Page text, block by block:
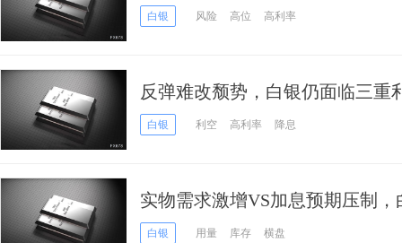
白银 风险 高位 高利率
反弹难改颓势，白银仍面临三重
白银 利空 高利率 降息
实物需求激增VS加息预期压制
时休？
白银 用量 库存 横盘